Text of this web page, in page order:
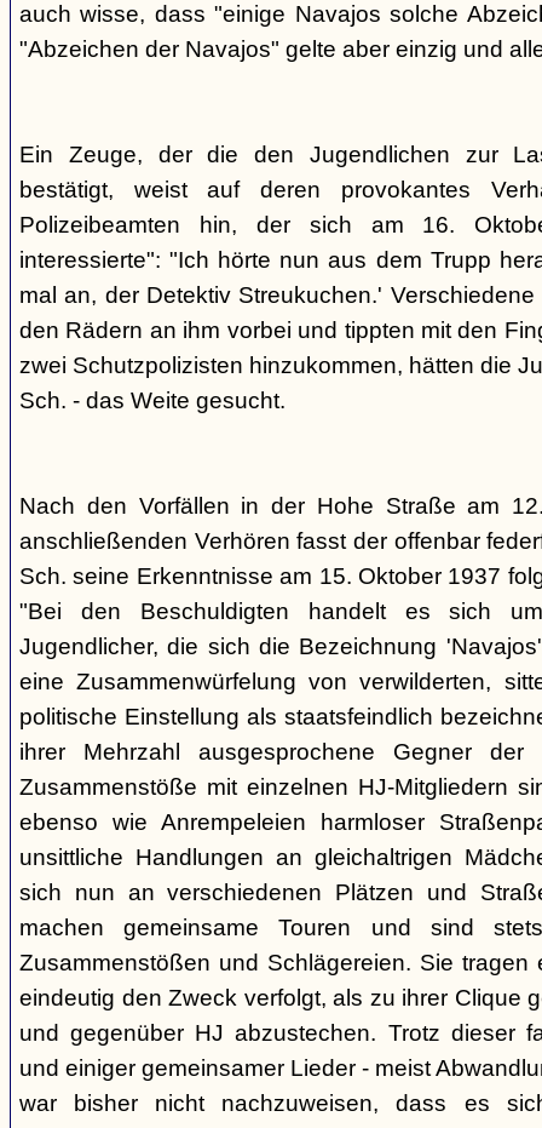
auch wisse, dass "einige Navajos solche
"Abzeichen der Navajos" gelte aber einzig und
Ein Zeuge, der die den Jugendlichen zur
bestätigt, weist auf deren provokantes
Polizeibeamten hin, der sich am 16.
interessierte": "Ich hörte nun aus dem Trupp
mal an, der Detektiv Streukuchen.'
den Rädern an ihm vorbei und tippten mit den
zwei Schutzpolizisten hinzukommen, hätten die
Sch. - das Weite gesucht.
Nach den Vorfällen in der Hohe Straße am
anschließenden Verhören fasst der offenbar
Sch. seine Erkenntnisse am 15. Oktober 1937
"Bei den Beschuldigten handelt es sich
Jugendlicher, die sich die Bezeichnung
eine Zusammenwürfelung von verwilderten,
politische Einstellung als staatsfeindlich
ihrer Mehrzahl ausgesprochene Gegner
Zusammenstöße mit einzelnen HJ-Mitgliedern
ebenso wie Anrempeleien harmloser
unsittliche Handlungen an gleichaltrigen
sich nun an verschiedenen Plätzen und
machen gemeinsame Touren und sind
Zusammenstößen und Schlägereien. Sie tragen
eindeutig den Zweck verfolgt, als zu ihrer Clique
und gegenüber HJ abzustechen. Trotz dieser
und einiger gemeinsamer Lieder - meist
war bisher nicht nachzuweisen, dass es